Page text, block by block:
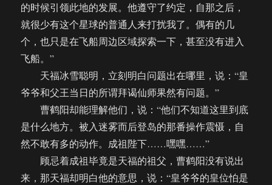
的时候引领此地的发展。他遵守了约定，自那之后，
就很少有这个星球的普通人来打扰我了。偶有的几
个，也只是在飞船周边区域探索一下，甚至没有进入
飞船。”
天福冰雪聪明，立刻明白问题出在哪里，说：“皇
爷爷和父王当日的所谓拜谒仙师果然有问题。”
曹鹤阳却能理解他们，说：“他们不知道这里到底
是什么地方。被入迷雾而后登岛的那番操作震慑，自
然不敢有多的动作。成祖陛下……嘿嘿……”
顾忌着成祖毕竟是天福的祖父，曹鹤阳没有说出
来，那天福却明白他的意思，说：“皇爷爷的皇位怕是